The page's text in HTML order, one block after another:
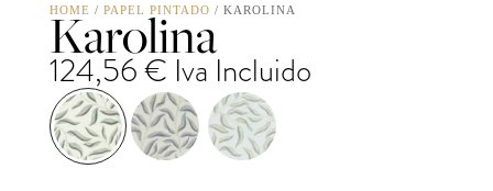
HOME / PAPEL PINTADO / KAROLINA
Karolina
124,56€ Iva Incluido